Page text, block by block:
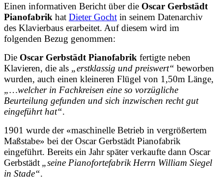
Einen informativen Bericht über die Oscar Gerbstädt
Pianofabrik hat Dieter Gocht in seinem Datenarchiv
des Klavierbaus erarbeitet. Auf diesem wird im
folgenden Bezug genommen:
Die Oscar Gerbstädt Pianofabrik fertigte neben
Klavieren, die als „erstklassig und preiswert“ beworben
wurden, auch einen kleineren Flügel von 1,50m Länge,
„…welcher in Fachkreisen eine so vorzügliche
Beurteilung gefunden und sich inzwischen recht gut
eingeführt hat“.
1901 wurde der «maschinelle Betrieb in vergrößertem
Maßstabe» bei der Oscar Gerbstädt Pianofabrik
eingeführt. Bereits ein Jahr später verkaufte dann Oscar
Gerbstädt „seine Pianofortefabrik Herrn William Siegel
in Stade“.